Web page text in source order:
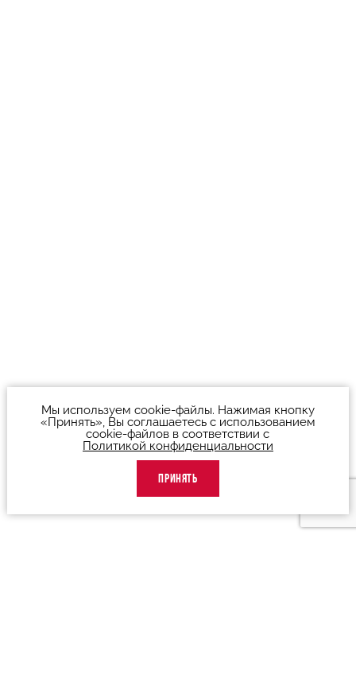
Мы используем cookie-файлы. Нажимая кнопку
«Принять», Вы соглашаетесь с использованием
cookie-файлов в соответствии с
Политикой конфиденциальности
ПРИНЯТЬ